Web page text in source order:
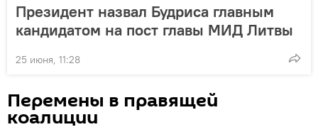
Президент назвал Будриса главным
кандидатом на пост главы МИД Литвы
25 июня, 11:28
Перемены в правящей
коалиции